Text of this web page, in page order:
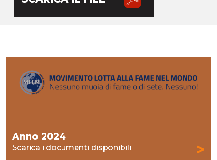
Anno 2024
Scarica i documenti disponibili >